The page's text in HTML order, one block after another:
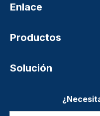
Enlace
Productos
Solución